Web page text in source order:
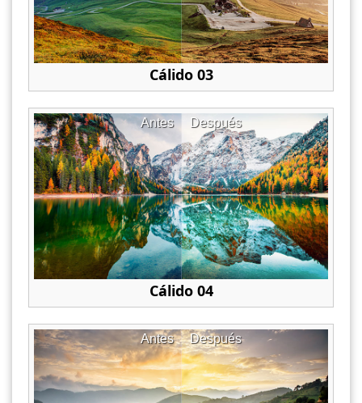
Cálido 03
Después
Antes
Cálido 04
Después
Antes